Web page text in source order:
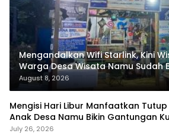
Mengandalkan Wifi Starlink, Kini
Warga Desa Wisata Namu Sudah
Transaksi Digital
August 8, 2026
Mengisi Hari Libur Manfaatkan
Anak Desa Namu Bikin Gantungan
July 26, 2026